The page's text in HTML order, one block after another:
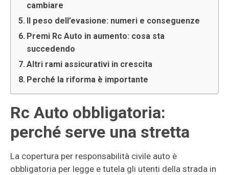
cambiare
Il peso dell’evasione: numeri e conseguenze
Premi Rc Auto in aumento: cosa sta
succedendo
Altri rami assicurativi in crescita
Perché la riforma è importante
Rc Auto obbligatoria:
perché serve una stretta
La copertura per responsabilità civile auto è
obbligatoria per legge e tutela gli utenti della strada in